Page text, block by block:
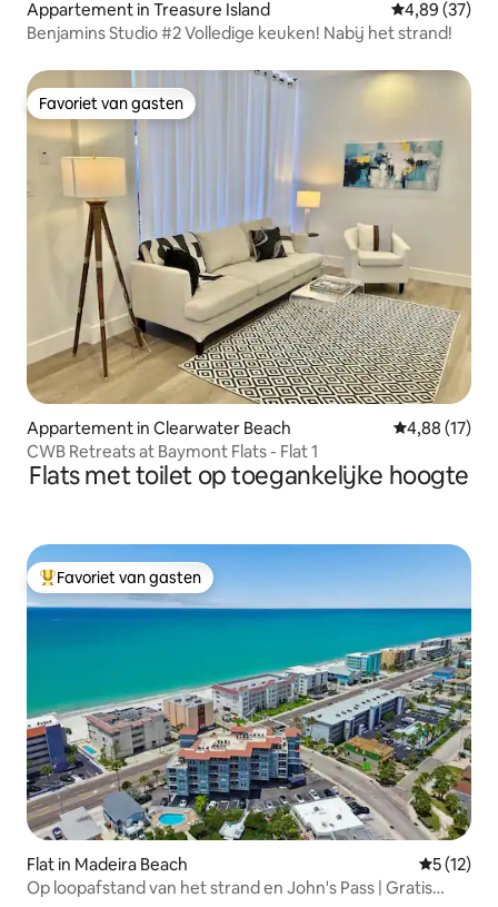
Appartement in Treasure Island Gemiddelde
4,89 (37)
Benjamins Studio #2 Volledige keuken! Nabij het strand!
Favoriet van gasten
Favoriet van gasten
Appartement in Clearwater Beach Gemiddelde
4,88 (17)
CWB Retreats at Baymont Flats - Flat 1
Flats met toilet op toegankelijke hoogte
Topfavoriet van gasten
Favoriet van gasten
Flat in Madeira Beach
5 (12)
Op loopafstand van het strand en John's Pass | Gratis